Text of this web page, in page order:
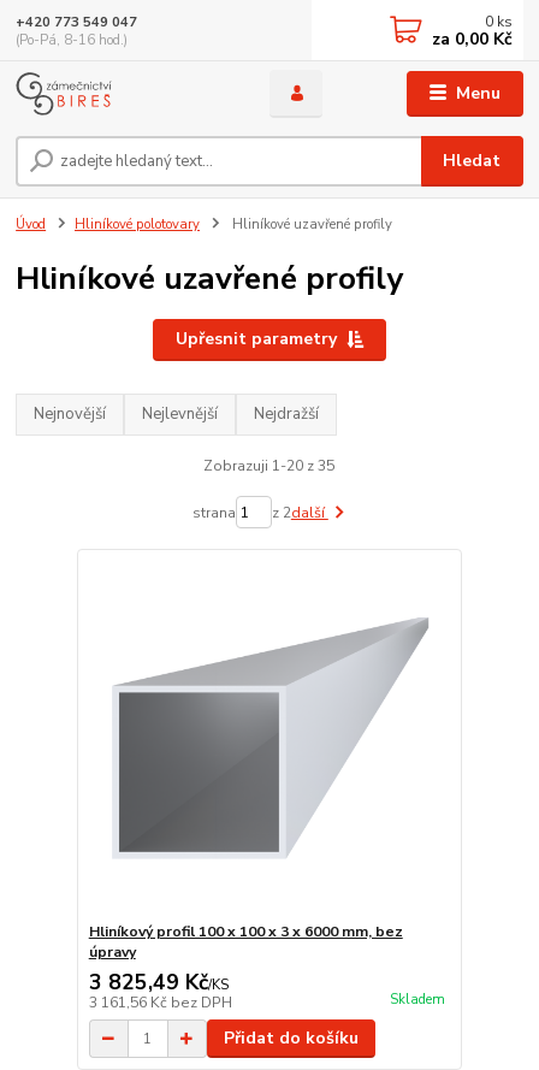
Menu
Hledat
+420 773 549 047
(Po-Pá, 8-16 hod.)
0 ks
za 0,00 Kč
Úvod Hliníkové polotovary Hliníkové uzavřené profily
Hliníkové uzavřené profily
Upřesnit parametry
Nejnovější Nejlevnější Nejdražší
Zobrazuji 1-20 z 35
strana z 2další
Hliníkový profil 100 x 100 x 3 x 6000 mm, bez
úpravy
3 825,49 Kč/KS
3 161,56 Kč bez DPH Skladem
Přidat do košíku